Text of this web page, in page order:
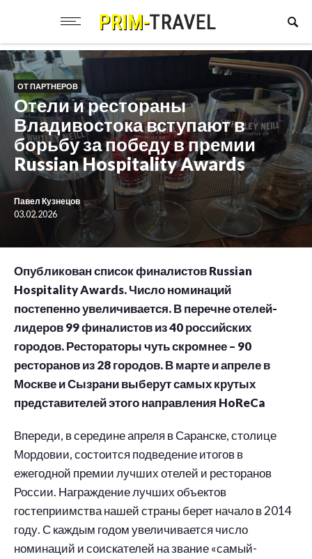
ОТ ПАРТНЕРОВ
Отели и рестораны
Владивостока вступают в
борьбу за победу в премии
Russian Hospitality Awards
Павел Кузнецов
03.02.2026
Опубликован список финалистов Russian
Hospitality Awards. Число номинаций
постепенно увеличивается. В перечне отелей-
лидеров 99 финалистов из 40 российских
городов. Рестораторы чуть скромнее – 90
ресторанов из 28 городов. В марте и апреле в
Москве и Сызрани выберут самых крутых
представителей этого направления HoReCa
Впереди, в середине апреля в Саранске, столице
Мордовии, состоится подведение итогов в
ежегодной премии лучших отелей и ресторанов
России. Награждение лучших объектов
гостеприимства нашей страны берет начало в 2014
году. С каждым годом увеличивается число
номинаций и соискателей на звание «самый-